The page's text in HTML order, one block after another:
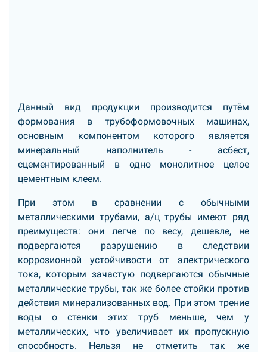
Данный вид продукции производится путём
формования в трубоформовочных машинах,
основным компонентом которого является
минеральный наполнитель - асбест,
сцементированный в одно монолитное целое
цементным клеем.
При этом в сравнении с обычными
металлическими трубами, а/ц трубы имеют ряд
преимуществ: они легче по весу, дешевле, не
подвергаются разрушению в следствии
коррозионной устойчивости от электрического
тока, которым зачастую подвергаются обычные
металлические трубы, так же более стойки против
действия минерализованных вод. При этом трение
воды о стенки этих труб меньше, чем у
металлических, что увеличивает их пропускную
способность. Нельзя не отметить так же